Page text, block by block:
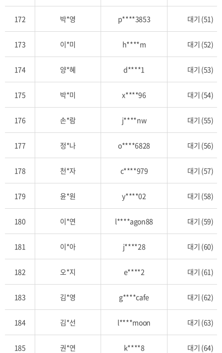
172 박*영 p****3853 대기 (51)
173 이*미 h****m 대기 (52)
174 양*혜 d****1 대기 (53)
175 박*미 x****96 대기 (54)
176 손*람 j****nw 대기 (55)
177 정*나 o****6828 대기 (56)
178 천*자 c****979 대기 (57)
179 윤*원 y****02 대기 (58)
180 이*연 l****agon88 대기 (59)
181 이*아 j****28 대기 (60)
182 오*지 e****2 대기 (61)
183 김*영 g****cafe 대기 (62)
184 김*선 l****moon 대기 (63)
185 권*연 k****8 대기 (64)